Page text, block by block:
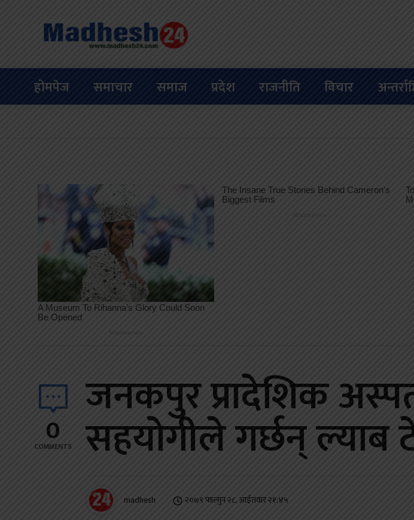
होमपेज समाचार समाज प्रदेश राजनीति विचार
0
COMMENTS
जनकपुर प्रादेशिक
सहयोगीले गर्छन् ल्याब
madhesh २०७९ फाल्गुन २८, आईतवार २१:४५